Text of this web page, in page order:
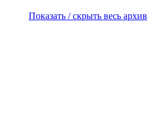
Показать / скрыть весь архив